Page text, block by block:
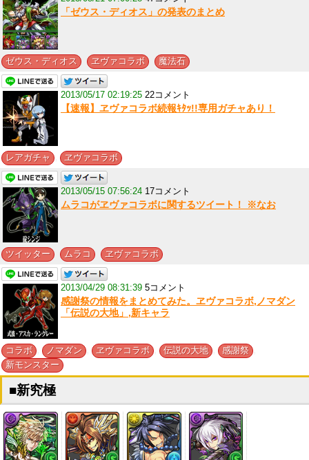
「ゼウス・ディオス」の発表のまとめ
ゼウス・ディオス ヱヴァコラボ 魔法石
2013/05/17 02:19:25 22コメント
【速報】ヱヴァコラボ続報ｷﾀｯ!!専用ガチャあり！
レアガチャ ヱヴァコラボ
2013/05/15 07:56:24 17コメント
ムラコがヱヴァコラボに関するツイート！ ※なお
ツイッター ムラコ ヱヴァコラボ
2013/04/29 08:31:39 5コメント
感謝祭の情報をまとめてみた。ヱヴァコラボ,ノマダン
「伝説の大地」,新キャラ
コラボ ノマダン ヱヴァコラボ 伝説の大地 感謝祭
新モンスター
■新究極